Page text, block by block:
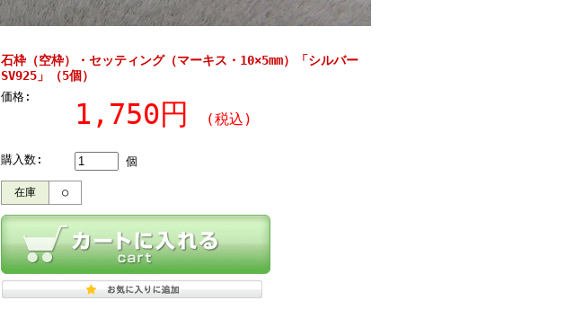
石枠（空枠）・セッティング（マーキス・10×5mm）「シルバー
SV925」（5個）
価格:
1,750円 (税込)
購入数: 個
在庫 ○